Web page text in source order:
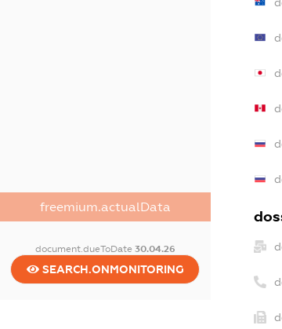
freemium.actualData
document.dueToDate 30.04.26
SEARCH.ONMONITORING